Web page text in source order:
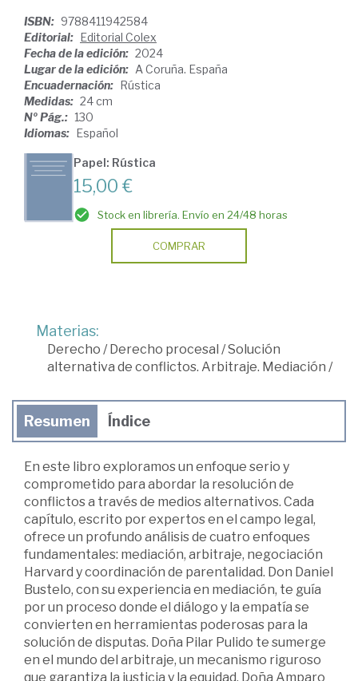
ISBN: 9788411942584
Editorial: Editorial Colex
Fecha de la edición: 2024
Lugar de la edición: A Coruña. España
Encuadernación: Rústica
Medidas: 24 cm
Nº Pág.: 130
Idiomas: Español
Papel: Rústica
15,00 €
Stock en librería. Envío en 24/48 horas
COMPRAR
Materias:
Derecho /Derecho procesal /Solución
alternativa de conflictos. Arbitraje. Mediación /
Resumen Índice
En este libro exploramos un enfoque serio y
comprometido para abordar la resolución de
conflictos a través de medios alternativos. Cada
capítulo, escrito por expertos en el campo legal,
ofrece un profundo análisis de cuatro enfoques
fundamentales: mediación, arbitraje, negociación
Harvard y coordinación de parentalidad. Don Daniel
Bustelo, con su experiencia en mediación, te guía
por un proceso donde el diálogo y la empatía se
convierten en herramientas poderosas para la
solución de disputas. Doña Pilar Pulido te sumerge
en el mundo del arbitraje, un mecanismo riguroso
que garantiza la justicia y la equidad. Doña Amparo